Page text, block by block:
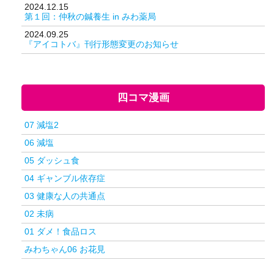
2024.12.15
第１回：仲秋の鍼養生 in みわ薬局
2024.09.25
『アイコトバ』刊行形態変更のお知らせ
四コマ漫画
07 減塩2
06 減塩
05 ダッシュ食
04 ギャンブル依存症
03 健康な人の共通点
02 未病
01 ダメ！食品ロス
みわちゃん06 お花見